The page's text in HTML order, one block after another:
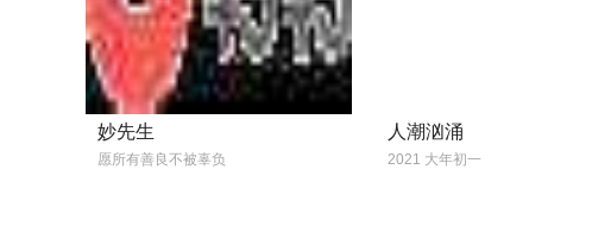
妙先生
愿所有善良不被辜负
人潮汹涌
2021 大年初一